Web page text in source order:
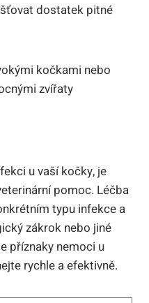
dostatek pitné
kočkami nebo
zvířaty
u vaší kočky, je
pomoc. Léčba
typu infekce a
zákrok nebo jiné
příznaky nemoci u
rychle a efektivně.